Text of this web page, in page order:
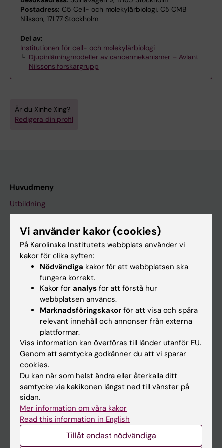
Postadress: C5 Cell- och molekylärbiologi, C5 CMB
Nilsson, 171 77 Stockholm
Del av:
Institutionen för cell- och molekylärbiologi
Djupinlärningmodeller av cancermekanismer – Avlant
Nilssons forskargrupp
Är du Xinhe Xing?
Redigera din profil
Huvudmeny
Utbildning
Forskning
Om KI
På gång
Kalender
Student
Canvas
Schema
Studentmejlen
Kurs- och programwebbar
Student på KI
Vi använder kakor (cookies)
På Karolinska Institutets webbplats använder vi
kakor för olika syften:
Nödvändiga kakor för att webbplatsen ska
fungera korrekt.
Kakor för analys för att förstå hur
webbplatsen används.
Marknadsföringskakor för att visa och spåra
relevant innehåll och annonser från externa
plattformar.
Viss information kan överföras till länder utanför EU.
Genom att samtycka godkänner du att vi sparar
cookies.
Du kan när som helst ändra eller återkalla ditt
samtycke via kakikonen längst ned till vänster på
sidan.
Mer information om våra kakor
Read this information in English
Tillåt endast nödvändiga